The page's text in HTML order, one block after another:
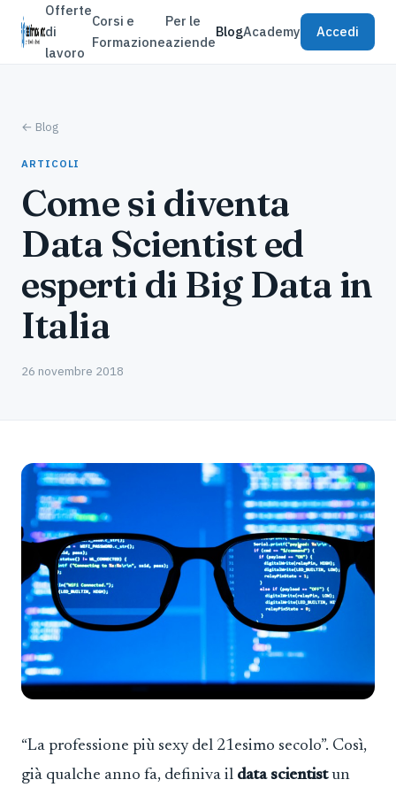
Offerte
di
lavoro
Corsi e
Formazione
Per le
aziende
BlogAcademy Accedi
← Blog
ARTICOLI
Come si diventa
Data Scientist ed
esperti di Big Data in
Italia
26 novembre 2018
“La professione più sexy del 21esimo secolo”. Così,
già qualche anno fa, definiva il data scientistun